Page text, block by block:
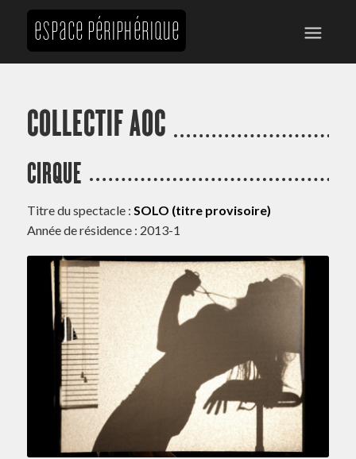
COLLECTIF AOC
CIRQUE
Titre du spectacle : SOLO (titre provisoire)
Année de résidence : 2013-1